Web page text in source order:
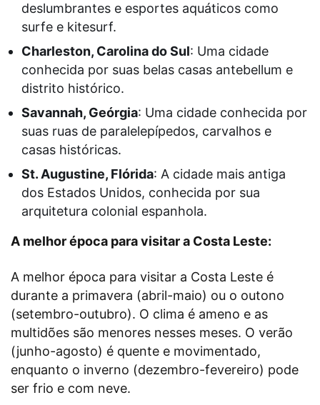
deslumbrantes e esportes aquáticos como
surfe e kitesurf.
Charleston, Carolina do Sul: Uma cidade
conhecida por suas belas casas antebellum e
distrito histórico.
Savannah, Geórgia: Uma cidade conhecida por
suas ruas de paralelepípedos, carvalhos e
casas históricas.
St. Augustine, Flórida: A cidade mais antiga
dos Estados Unidos, conhecida por sua
arquitetura colonial espanhola.
A melhor época para visitar a Costa Leste:
A melhor época para visitar a Costa Leste é
durante a primavera (abril-maio) ou o outono
(setembro-outubro). O clima é ameno e as
multidões são menores nesses meses. O verão
(junho-agosto) é quente e movimentado,
enquanto o inverno (dezembro-fevereiro) pode
ser frio e com neve.